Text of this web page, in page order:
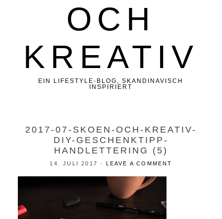
OCH
KREATIV
EIN LIFESTYLE-BLOG, SKANDINAVISCH
INSPIRIERT
2017-07-SKOEN-OCH-KREATIV-
DIY-GESCHENKTIPP-
HANDLETTERING (5)
14. JULI 2017 · LEAVE A COMMENT